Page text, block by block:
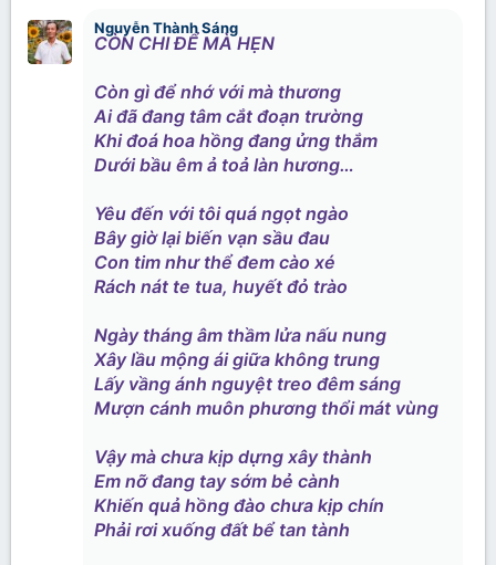
Nguyễn Thành Sáng
CÒN CHI ĐỂ MÀ HẸN
Còn gì để nhớ với mà thương
Ai đã đang tâm cắt đoạn trường
Khi đoá hoa hồng đang ửng thắm
Dưới bầu êm ả toả làn hương…
Yêu đến với tôi quá ngọt ngào
Bây giờ lại biến vạn sầu đau
Con tim như thể đem cào xé
Rách nát te tua, huyết đỏ trào
Ngày tháng âm thầm lửa nấu nung
Xây lầu mộng ái giữa không trung
Lấy vầng ánh nguyệt treo đêm sáng
Mượn cánh muôn phương thổi mát vùng
Vậy mà chưa kịp dựng xây thành
Em nỡ đang tay sớm bẻ cành
Khiến quả hồng đào chưa kịp chín
Phải rơi xuống đất bể tan tành